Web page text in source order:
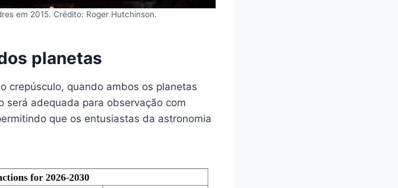
em 2015. Crédito: Roger Hutchinson.
planetas
crepúsculo, quando ambos os planetas
será adequada para observação com
que os entusiastas da astronomia